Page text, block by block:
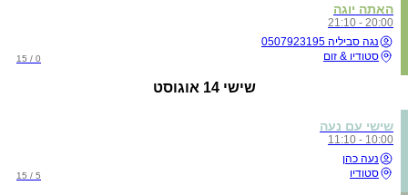
האתה יוגה
20:00 - 21:10
נגה סביליה 0507923195
סטודיו & זום
0 / 15
שישי 14 אוגוסט
שישי עם נעה
10:00 - 11:10
נעה כהן
סטודיו
5 / 15